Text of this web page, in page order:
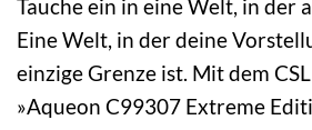
Tauche ein in eine Welt, in der
Eine Welt, in der deine
einzige Grenze ist. Mit dem
»Aqueon C99307 Extreme